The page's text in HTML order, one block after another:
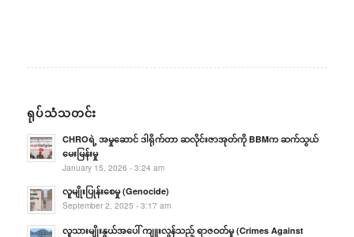
ရုပ်သံသတင်း
CHROရဲ့ အမှုဆောင် ဒါရိုက်တာ ဆလိုင်းဇာအုတ်ကို BBMက ဆက်သွယ်
မေးမြန်းမှု
January 15, 2026 - 3:24 am
လူမျိုးပြုန်းစေမှု (Genocide)
September 2, 2025 - 3:17 am
လူသားမျိုးနွယ်အပေါ် ကျူးလွန်သည့် ရာဇဝတ်မှု (Crimes Against